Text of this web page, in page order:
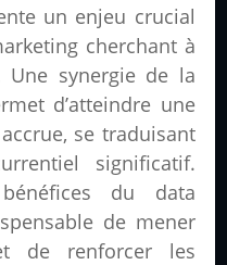
un enjeu crucial
cherchant à
Une synergie de la
d’atteindre une
se traduisant
significatif.
du data
de mener
de renforcer les